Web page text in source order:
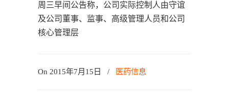
周三早间公告称，公司实际控制人由守谊
及公司董事、监事、高级管理人员和公司
核心管理层
On 2015年7月15日 / 医药信息